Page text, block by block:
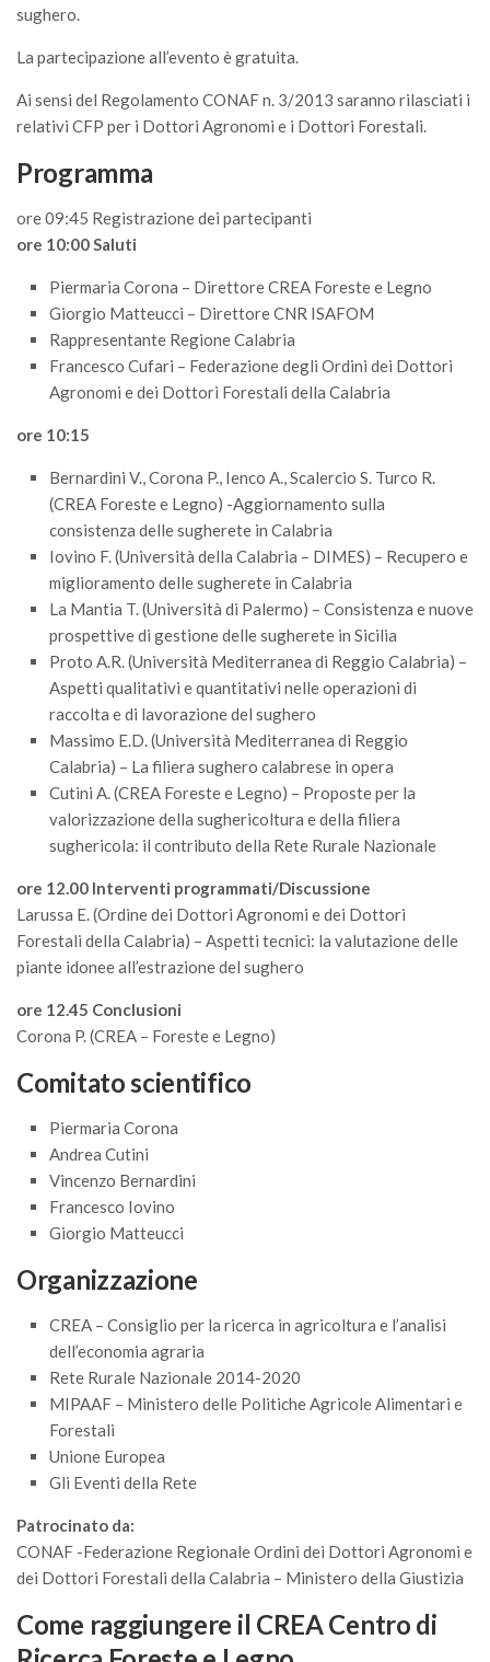
Ricevi la SISEF Newsletter
Avvisi
Borse di Studio
Call for Papers
Call for Proposals
Comunicati
Congressi
Convegni
Corsi di Aggiornamento
Corsi di Specializzazione
Giornate di Studio
Rassegne
Reports
Simposii
Congressi
Pagina Congressi
Premi SISEF
XV Congresso (Sassari 2026)
XIV Congresso (Padova 2024)
XIII Congresso (Orvieto 2022)
XII Congresso (Palermo 2019)
X Congresso (Firenze 2015)
IX Congresso (Bolzano 2013)
VIII Congresso (Rende 2011)
VII Congresso (Isernia 2009)
VI Congresso (Arezzo 2007)
V Congresso (Torino 2003)
IV Congresso (Potenza 2003)
III Congresso (Viterbo 2001)
II Congresso (Bologna 1999)
I Congresso (Padova 1997)
Redazione
Editoriali
Pillole di Scienze Forestali
Highlights
#FOCUSINCENDI
Cartella Stampa
Comunicati
Infografiche
PDF
sughero.
La partecipazione all’evento è gratuita.
Ai sensi del Regolamento CONAF n. 3/2013 saranno rilasciati i
relativi CFP per i Dottori Agronomi e i Dottori Forestali.
Programma
ore 09:45 Registrazione dei partecipanti
ore 10:00 Saluti
Piermaria Corona – Direttore CREA Foreste e Legno
Giorgio Matteucci – Direttore CNR ISAFOM
Rappresentante Regione Calabria
Francesco Cufari – Federazione degli Ordini dei Dottori
Agronomi e dei Dottori Forestali della Calabria
ore 10:15
Bernardini V., Corona P., Ienco A., Scalercio S. Turco R.
(CREA Foreste e Legno) -Aggiornamento sulla
consistenza delle sugherete in Calabria
Iovino F. (Università della Calabria – DIMES) – Recupero e
miglioramento delle sugherete in Calabria
La Mantia T. (Università di Palermo) – Consistenza e nuove
prospettive di gestione delle sugherete in Sicilia
Proto A.R. (Università Mediterranea di Reggio Calabria) –
Aspetti qualitativi e quantitativi nelle operazioni di
raccolta e di lavorazione del sughero
Massimo E.D. (Università Mediterranea di Reggio
Calabria) – La filiera sughero calabrese in opera
Cutini A. (CREA Foreste e Legno) – Proposte per la
valorizzazione della sughericoltura e della filiera
sughericola: il contributo della Rete Rurale Nazionale
ore 12.00 Interventi programmati/Discussione
Larussa E. (Ordine dei Dottori Agronomi e dei Dottori
Forestali della Calabria) – Aspetti tecnici: la valutazione delle
piante idonee all’estrazione del sughero
ore 12.45 Conclusioni
Corona P. (CREA – Foreste e Legno)
Comitato scientifico
Piermaria Corona
Andrea Cutini
Vincenzo Bernardini
Francesco Iovino
Giorgio Matteucci
Organizzazione
CREA – Consiglio per la ricerca in agricoltura e l’analisi
dell’economia agraria
Rete Rurale Nazionale 2014-2020
MIPAAF – Ministero delle Politiche Agricole Alimentari e
Forestali
Unione Europea
Gli Eventi della Rete
Patrocinato da:
CONAF -Federazione Regionale Ordini dei Dottori Agronomi e
dei Dottori Forestali della Calabria – Ministero della Giustizia
Come raggiungere il CREA Centro di